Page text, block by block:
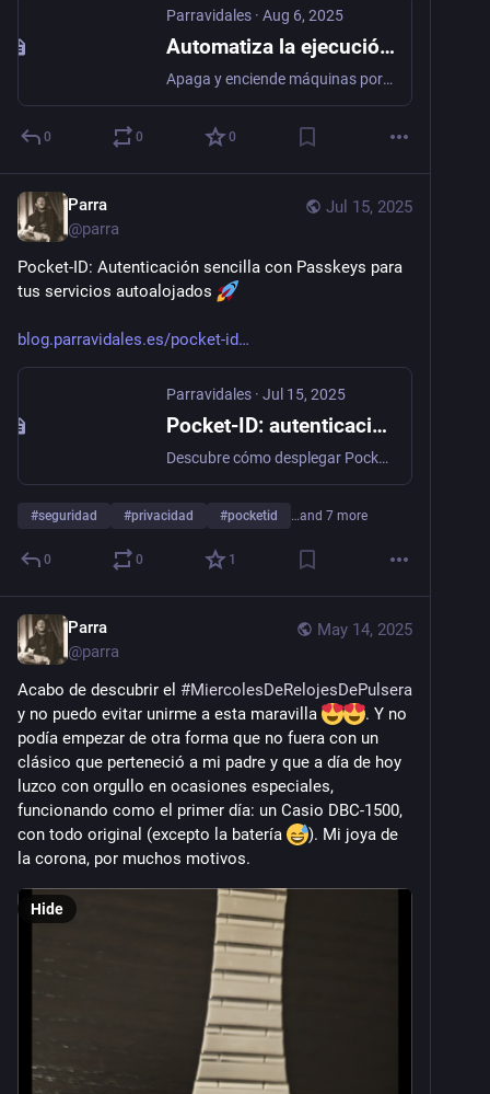
Parravidales · Aug 6, 2025
Automatiza la ejecución de scripts en Proxmox
Apaga y enciende máquinas por consola, de manera automática y mucho más
0 0 0
Jul 15, 2025
Parra
@parra
Pocket-ID: Autenticación sencilla con Passkeys para
tus servicios autoalojados
blog.parravidales.es/pocket-id
Parravidales · Jul 15, 2025
Pocket-ID: autenticación sencilla con Passkeys para tus servicios autoalojados 🚀
Descubre cómo desplegar Pocket-ID, un servidor de autenticación OIDC ligero y sin contraseñas basado en Passkeys, ideal para integrarlo fácilmente en tus servicios autoalojados. Olvídate de las contraseñas para siempre con este tutorial paso a paso
#seguridad #privacidad #pocketid …and 7 more
0 0 1
May 14, 2025
Parra
@parra
Acabo de descubrir el #MiercolesDeRelojesDePulsera
y no puedo evitar unirme a esta maravilla
. Y no
podía empezar de otra forma que no fuera con un
clásico que perteneció a mi padre y que a día de hoy
luzco con orgullo en ocasiones especiales,
funcionando como el primer día: un Casio DBC-1500,
con todo original (excepto la batería
). Mi joya de
la corona, por muchos motivos.
Hide